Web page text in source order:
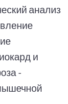
анализ
и
-